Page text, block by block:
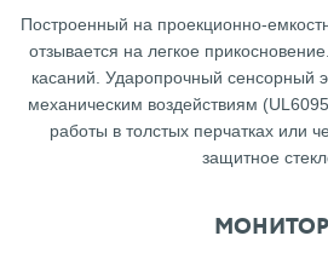
Построенный на проекционно-
отзывается на легкое
касаний. Ударопрочный сенсорный
механическим воздействиям
работы в толстых перчатках или
защитное
МОНИТОР